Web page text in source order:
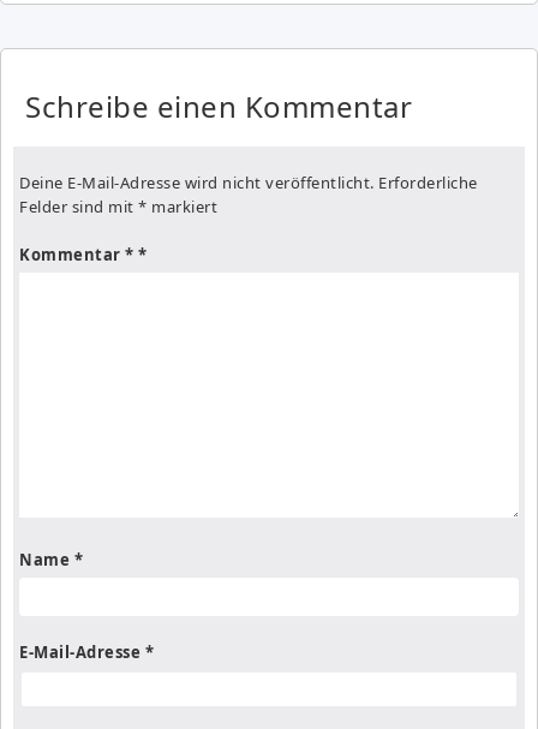
Schreibe einen Kommentar
Deine E-Mail-Adresse wird nicht veröffentlicht. Erforderliche
Felder sind mit * markiert
Kommentar *
Name *
E-Mail-Adresse *